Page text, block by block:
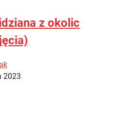
z okolic
2023